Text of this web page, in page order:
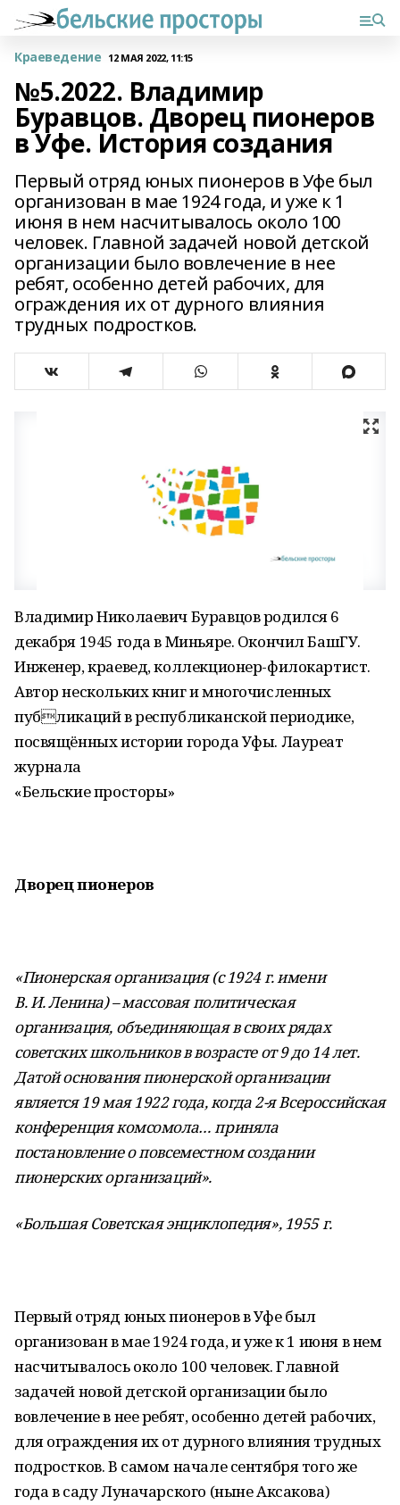
Краеведение 12 МАЯ 2022, 11:15
№5.2022. Владимир
Буравцов. Дворец пионеров
в Уфе. История создания
Первый отряд юных пионеров в Уфе был
организован в мае 1924 года, и уже к 1
июня в нем насчитывалось около 100
человек. Главной задачей новой детской
организации было вовлечение в нее
ребят, особенно детей рабочих, для
ограждения их от дурного влияния
трудных подростков.
Владимир Николаевич Буравцов родился 6
декабря 1945 года в Миньяре. Окончил БашГУ.
Инженер, краевед, коллекционер-филокартист.
Автор нескольких книг и многочисленных
публикаций в республиканской периодике,
посвящённых истории города Уфы. Лауреат
журнала
«Бельские просторы»
Дворец пионеров
«Пионерская организация (с 1924 г. имени
В. И. Ленина) – массовая политическая
организация, объединяющая в своих рядах
советских школьников в возрасте от 9 до 14 лет.
Датой основания пионерской организации
является 19 мая 1922 года, когда 2-я Всероссийская
конференция комсомола… приняла
постановление о повсеместном создании
пионерских организаций».
«Большая Советская энциклопедия», 1955 г.
Первый отряд юных пионеров в Уфе был
организован в мае 1924 года, и уже к 1 июня в нем
насчитывалось около 100 человек. Главной
задачей новой детской организации было
вовлечение в нее ребят, особенно детей рабочих,
для ограждения их от дурного влияния трудных
подростков. В самом начале сентября того же
года в саду Луначарского (ныне Аксакова)